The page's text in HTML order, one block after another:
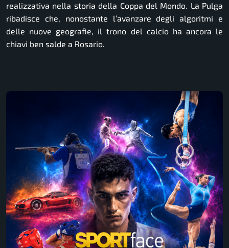
realizzativa nella storia della Coppa del Mondo. La Pulga
ribadisce che, nonostante l’avanzare degli algoritmi e
delle nuove geografie, il trono del calcio ha ancora le
chiavi ben salde a Rosario.